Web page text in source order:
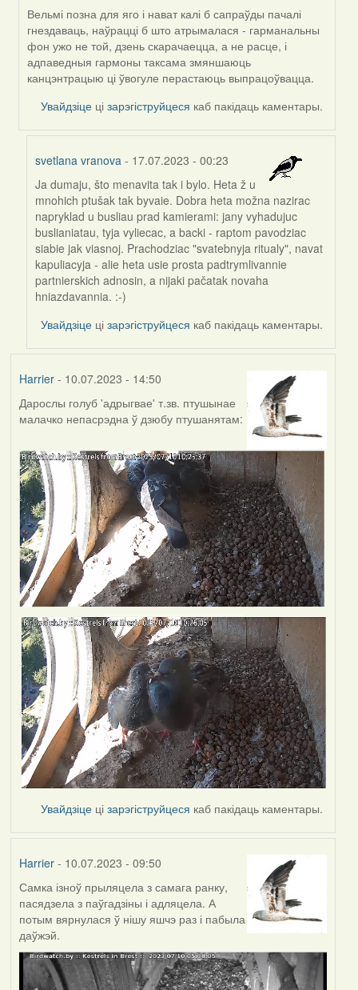
Вельмі позна для яго і нават калі б сапраўды пачалі
гнездаваць, наўрацці б што атрымалася - гарманальны
фон ужо не той, дзень скарачаецца, а не расце, і
адпаведныя гармоны таксама змяншаюць
канцэнтрацыю ці ўвогуле перастаюць выпрацоўвацца.
Увайдзіце цізарэгіструйцеся каб пакідаць каментары.
svetlana vranova - 17.07.2023 - 00:23
In
reply
to
by
Harrier
Ja dumaju, što menavita tak i bylo. Heta ž u
mnohich ptušak tak byvaie. Dobra heta možna nazirac
napryklad u busliau prad kamierami: jany vyhadujuc
buslianiatau, tyja vyliecac, a backi - raptom pavodziac
siabie jak viasnoj. Prachodziac "svatebnyja ritualy", navat
kapuliacyja - alie heta usie prosta padtrymlivannie
partnierskich adnosin, a nijaki pačatak novaha
hniazdavannia. :-)
Увайдзіце цізарэгіструйцеся каб пакідаць каментары.
Harrier- 10.07.2023 - 14:50
Дарослы голуб 'адрыгвае' т.зв. птушынае
малачко непасрэдна ў дзюбу птушанятам:
Увайдзіце цізарэгіструйцеся каб пакідаць каментары.
Harrier- 10.07.2023 - 09:50
Самка ізноў прыляцела з самага ранку,
пасядзела з паўгадзіны і адляцела. А
потым вярнулася ў нішу яшчэ раз і пабыла
даўжэй.